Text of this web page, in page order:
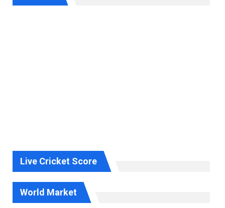
Live Cricket Score
World Market